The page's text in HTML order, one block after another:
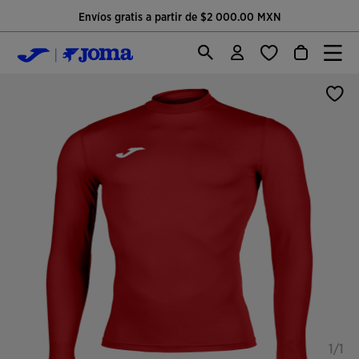
Envíos gratis a partir de $2 000.00 MXN
1/1